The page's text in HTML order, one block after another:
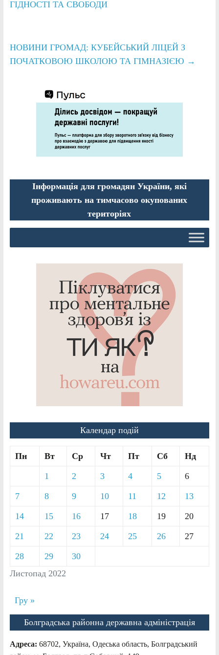
ГІДНОСТІ ТА СВОБОДИ
НОВИНИ ГРОМАД: КУБЕЙСЬКИЙ ЛІЦЕЙ З
ПОЧАТКОВОЮ ШКОЛОЮ ТА ГІМНАЗІЄЮ →
Інформація для громадян України, які
проживають на тимчасово окупованих
територіях
Календар подій
Листопад 2022
Пн Вт Ср Чт Пт Сб Нд
1 2 3 4 5 6
7 8 9 10 11 12 13
14 15 16 17 18 19 20
21 22 23 24 25 26 27
28 29 30
Гру »
Болградська районна державна адміністрація
Адреса: 68702, Україна, Одеська область, Болградський